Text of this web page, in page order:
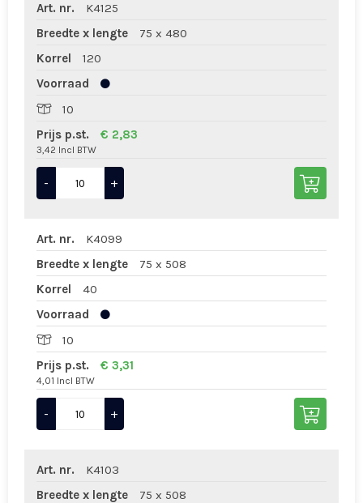
Art. nr.
K4125
Breedte x lengte
75 x 480
Korrel
120
Voorraad
10
Prijs p.st.
€ 2,83
3,42 Incl BTW
- +
Art. nr.
K4099
Breedte x lengte
75 x 508
Korrel
40
Voorraad
10
Prijs p.st.
€ 3,31
4,01 Incl BTW
- +
Art. nr.
K4103
Breedte x lengte
75 x 508